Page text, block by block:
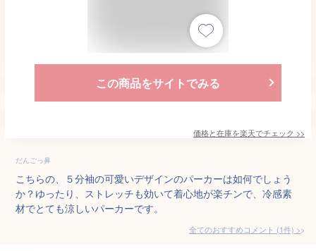
この商品をサイトでみる
価格と在庫を楽天でチェック >>
だんごっ鼻
こちらの、５分袖の可愛いデザインのパーカーは如何でしょう
か？ゆったり、ストレッチも効いて着心地が楽チンで、冷感素
材でとても涼しいパーカーです。
全てのおすすめコメント (1件) >